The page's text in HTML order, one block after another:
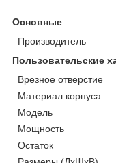
Основные
Производитель
Пользовательские
Врезное отверстие
Материал корпуса
Модель
Мощность
Остаток